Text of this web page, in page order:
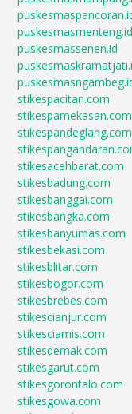
puskesmasmenteng.id
puskesmassenen.id
stikespacitan.com
stikespamekasan.com
stikespandeglang.com
stikesacehbarat.com
stikesbadung.com
stikesbanggai.com
stikesbangka.com
stikesbanyumas.com
stikesbekasi.com
stikesblitar.com
stikesbogor.com
stikesbrebes.com
stikescianjur.com
stikesciamis.com
stikesdemak.com
stikesgarut.com
stikesgorontalo.com
stikesgowa.com